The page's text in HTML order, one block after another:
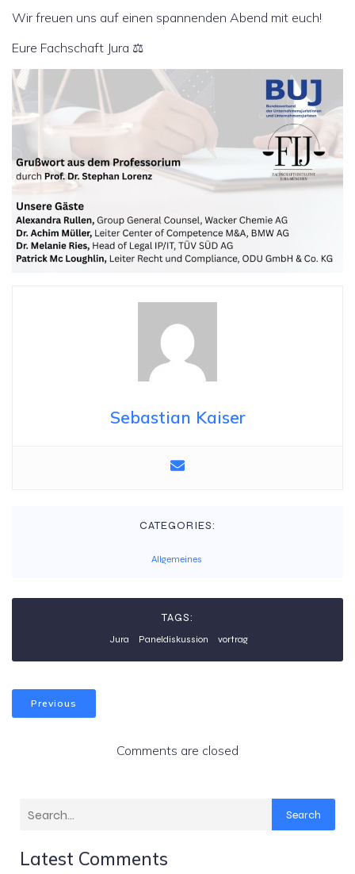
Wir freuen uns auf einen spannenden Abend mit euch!
Eure Fachschaft Jura ⚖️
Sebastian Kaiser
CATEGORIES:
Allgemeines
TAGS:
Jura Paneldiskussion vortrag
Previous
Comments are closed
Search
Latest Comments